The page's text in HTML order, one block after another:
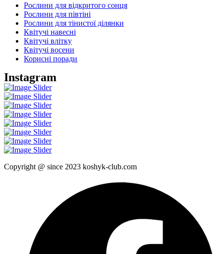
Рослини для відкритого сонця
Рослини для півтіні
Рослини для тінистої ділянки
Квітучі навесні
Квітучі влітку
Квітучі восени
Корисні поради
Instagram
Copyright @ since 2023 koshyk-club.com